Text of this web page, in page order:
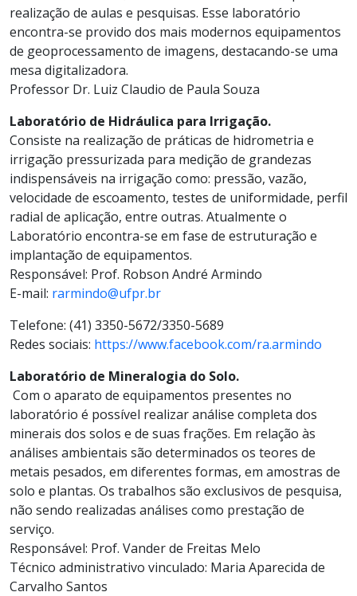
realização de aulas e pesquisas. Esse laboratório
encontra-se provido dos mais modernos equipamentos
de geoprocessamento de imagens, destacando-se uma
mesa digitalizadora.
Professor Dr. Luiz Claudio de Paula Souza
Laboratório de Hidráulica para Irrigação.
Consiste na realização de práticas de hidrometria e
irrigação pressurizada para medição de grandezas
indispensáveis na irrigação como: pressão, vazão,
velocidade de escoamento, testes de uniformidade, perfil
radial de aplicação, entre outras. Atualmente o
Laboratório encontra-se em fase de estruturação e
implantação de equipamentos.
Responsável: Prof. Robson André Armindo
E-mail: rarmindo@ufpr.br
Telefone: (41) 3350-5672/3350-5689
Redes sociais: https://www.facebook.com/ra.armindo
Laboratório de Mineralogia do Solo.
Com o aparato de equipamentos presentes no
laboratório é possível realizar análise completa dos
minerais dos solos e de suas frações. Em relação às
análises ambientais são determinados os teores de
metais pesados, em diferentes formas, em amostras de
solo e plantas. Os trabalhos são exclusivos de pesquisa,
não sendo realizadas análises como prestação de
serviço.
Responsável: Prof. Vander de Freitas Melo
Técnico administrativo vinculado: Maria Aparecida de
Carvalho Santos